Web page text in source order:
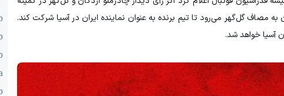
به مصاف گل‌گهر می‌رود تا تیم برنده به عنوان نماینده ایران در آسیا شرکت کند.
آسیا خواهد شد.